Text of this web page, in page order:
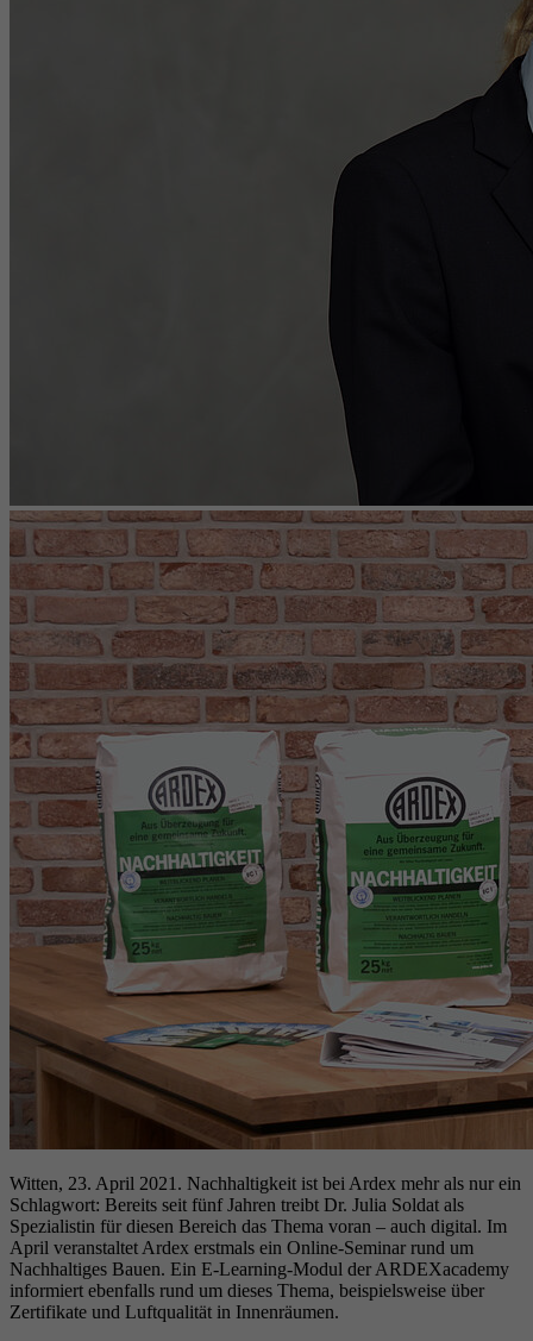
Witten, 23. April 2021. Nachhaltigkeit ist bei Ardex mehr als nur ein
Schlagwort: Bereits seit fünf Jahren treibt Dr. Julia Soldat als
Spezialistin für diesen Bereich das Thema voran – auch digital. Im
April veranstaltet Ardex erstmals ein Online-Seminar rund um
Nachhaltiges Bauen. Ein E-Learning-Modul der ARDEXacademy
informiert ebenfalls rund um dieses Thema, beispielsweise über
Zertifikate und Luftqualität in Innenräumen.